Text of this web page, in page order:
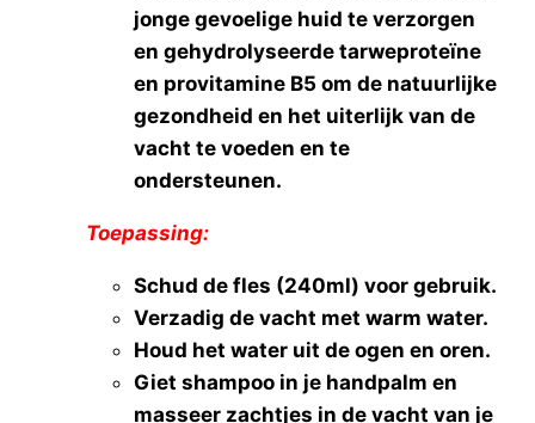
jonge gevoelige huid te verzorgen
en gehydrolyseerde tarweproteïne
en provitamine B5 om de natuurlijke
gezondheid en het uiterlijk van de
vacht te voeden en te
ondersteunen.
Toepassing:
Schud de fles (240ml) voor gebruik.
Verzadig de vacht met warm water.
Houd het water uit de ogen en oren.
Giet shampoo in je handpalm en
masseer zachtjes in de vacht van je